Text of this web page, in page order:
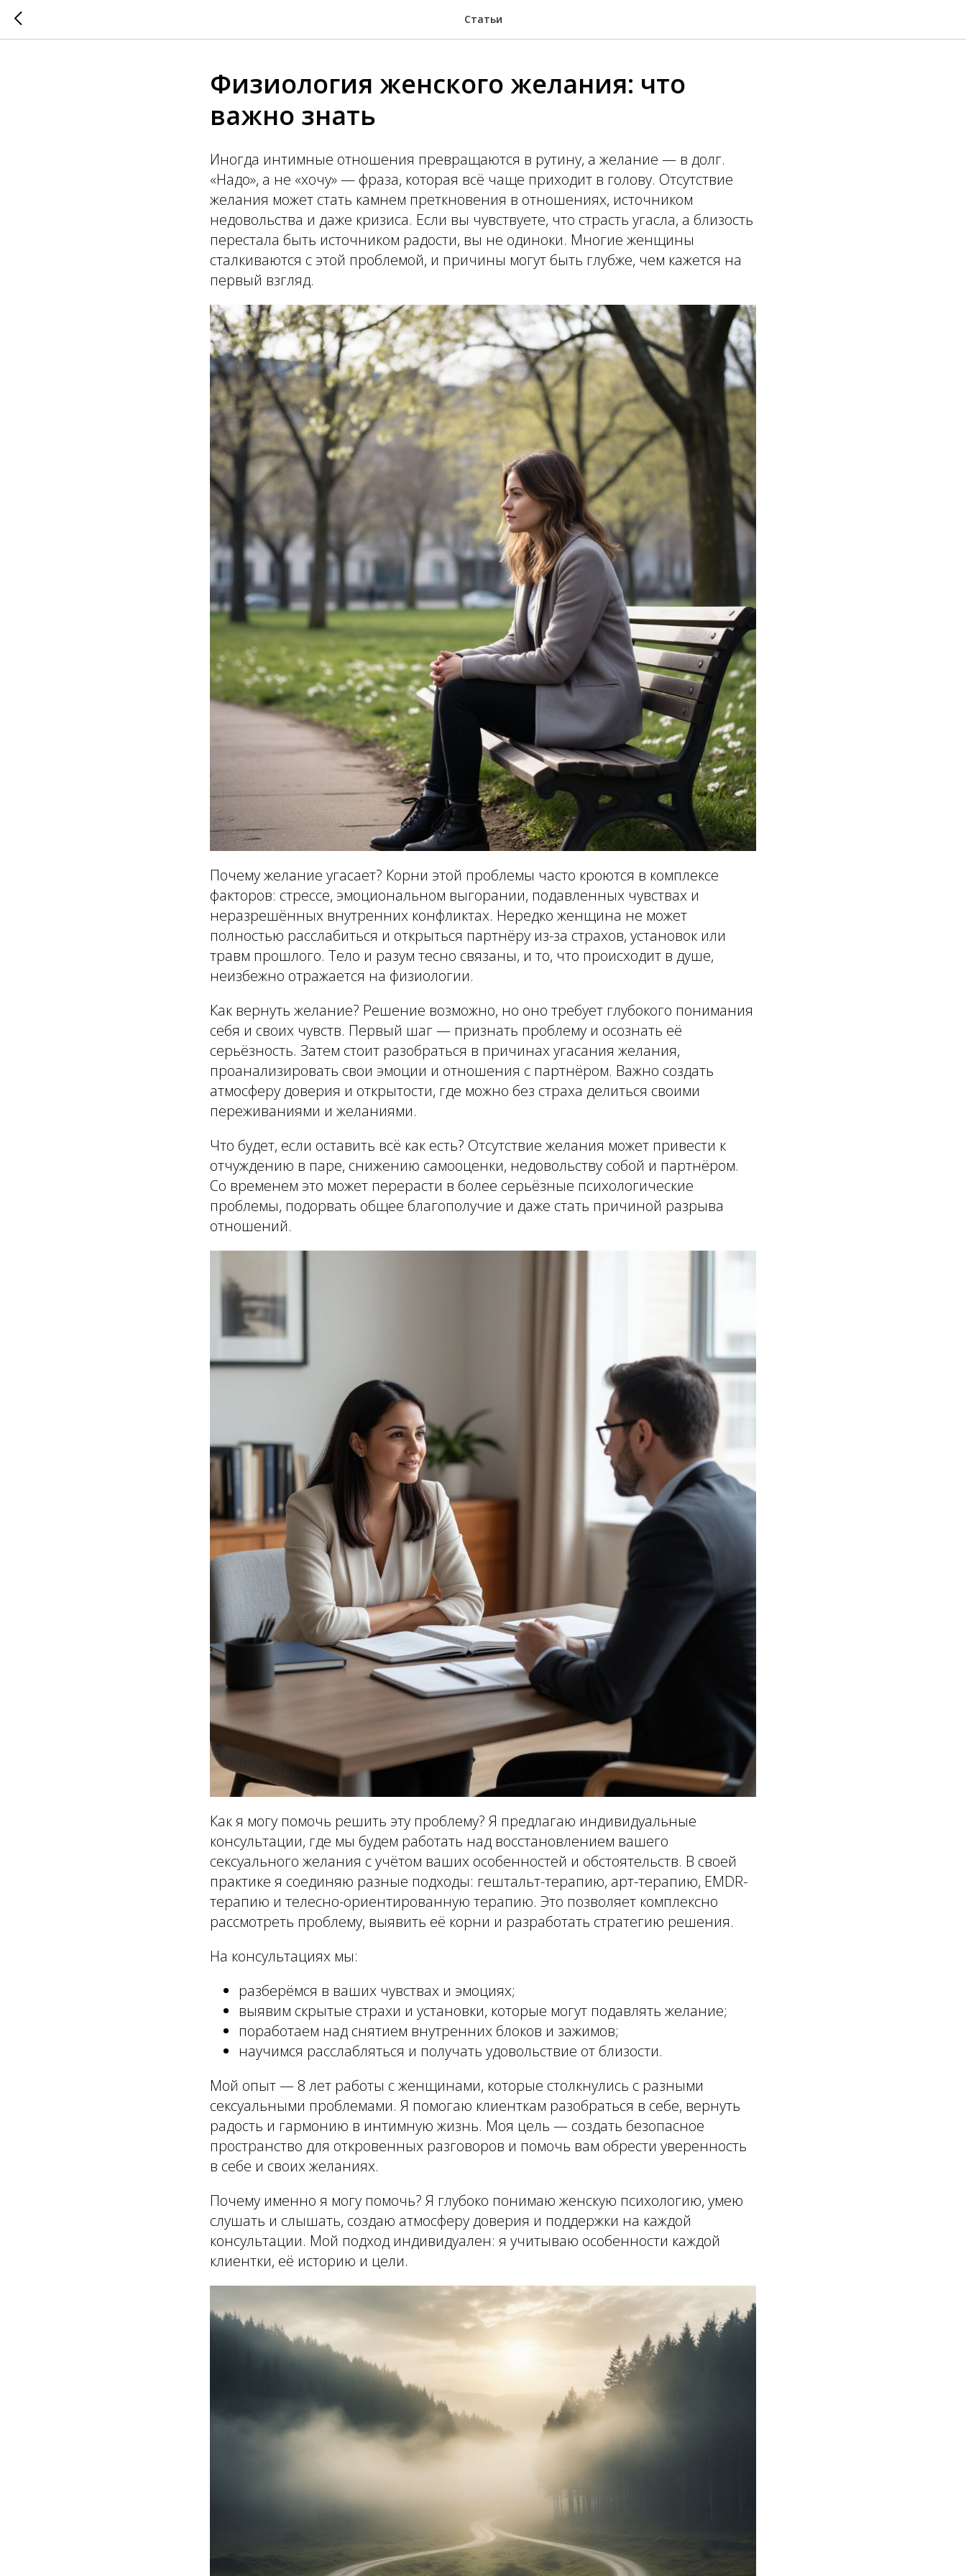
Статьи
Физиология женского желания: что
важно знать
Иногда интимные отношения превращаются в рутину, а желание — в долг.
«Надо», а не «хочу» — фраза, которая всё чаще приходит в голову. Отсутствие
желания может стать камнем преткновения в отношениях, источником
недовольства и даже кризиса. Если вы чувствуете, что страсть угасла, а близость
перестала быть источником радости, вы не одиноки. Многие женщины
сталкиваются с этой проблемой, и причины могут быть глубже, чем кажется на
первый взгляд.
Почему желание угасает? Корни этой проблемы часто кроются в комплексе
факторов: стрессе, эмоциональном выгорании, подавленных чувствах и
неразрешённых внутренних конфликтах. Нередко женщина не может
полностью расслабиться и открыться партнёру из-за страхов, установок или
травм прошлого. Тело и разум тесно связаны, и то, что происходит в душе,
неизбежно отражается на физиологии.
Как вернуть желание? Решение возможно, но оно требует глубокого понимания
себя и своих чувств. Первый шаг — признать проблему и осознать её
серьёзность. Затем стоит разобраться в причинах угасания желания,
проанализировать свои эмоции и отношения с партнёром. Важно создать
атмосферу доверия и открытости, где можно без страха делиться своими
переживаниями и желаниями.
Что будет, если оставить всё как есть? Отсутствие желания может привести к
отчуждению в паре, снижению самооценки, недовольству собой и партнёром.
Со временем это может перерасти в более серьёзные психологические
проблемы, подорвать общее благополучие и даже стать причиной разрыва
отношений.
Как я могу помочь решить эту проблему? Я предлагаю индивидуальные
консультации, где мы будем работать над восстановлением вашего
сексуального желания с учётом ваших особенностей и обстоятельств. В своей
практике я соединяю разные подходы: гештальт-терапию, арт-терапию, EMDR-
терапию и телесно-ориентированную терапию. Это позволяет комплексно
рассмотреть проблему, выявить её корни и разработать стратегию решения.
На консультациях мы:
разберёмся в ваших чувствах и эмоциях;
выявим скрытые страхи и установки, которые могут подавлять желание;
поработаем над снятием внутренних блоков и зажимов;
научимся расслабляться и получать удовольствие от близости.
Мой опыт — 8 лет работы с женщинами, которые столкнулись с разными
сексуальными проблемами. Я помогаю клиенткам разобраться в себе, вернуть
радость и гармонию в интимную жизнь. Моя цель — создать безопасное
пространство для откровенных разговоров и помочь вам обрести уверенность
в себе и своих желаниях.
Почему именно я могу помочь? Я глубоко понимаю женскую психологию, умею
слушать и слышать, создаю атмосферу доверия и поддержки на каждой
консультации. Мой подход индивидуален: я учитываю особенности каждой
клиентки, её историю и цели.